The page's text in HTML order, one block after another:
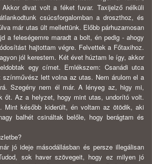
divat volt a féket fuvar. Taxijelző nélküli
csúcsforgalomban a droszthoz, és
már utas ült mellettünk. Előbb párhuzamosan
a feleségemre maradt a bolt, én pedig - ahogy
hajtottam végre. Felvettek a Főtaxihoz.
jól kerestem. Két évet húztam le így, akkor
egy címet. Emlékszem: Csanádi utca
lett volna az utas. Nem árulom el a
Szegény nem él már. A lényeg az, higy mi,
őt. Az a helyzet, hogy mint utas, undorító volt.
Mint később kiderült, én voltam az ötödik, aki
balhét csináltak belőle, hogy berágtam és
jó ideje másodállásban és persze illegálisan
sok haver szövegeit, hogy ez milyen jó